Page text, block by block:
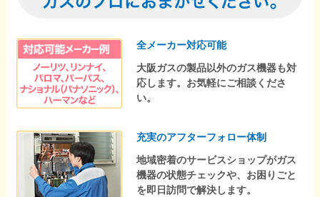
全メーカー対応可能
大阪ガスの製品以外のガス機器も対
応します。お気軽にご相談くださ
い。
充実のアフターフォロー体制
地域密着のサービスショップがガス
機器の状態チェックや、お困りごと
を即日訪問で解決します。